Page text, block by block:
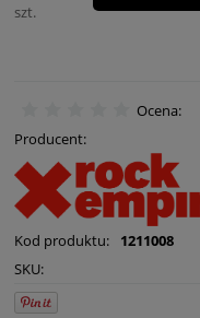
szt.
Ocena:
Producent:
Kod produktu:
1211008
SKU: